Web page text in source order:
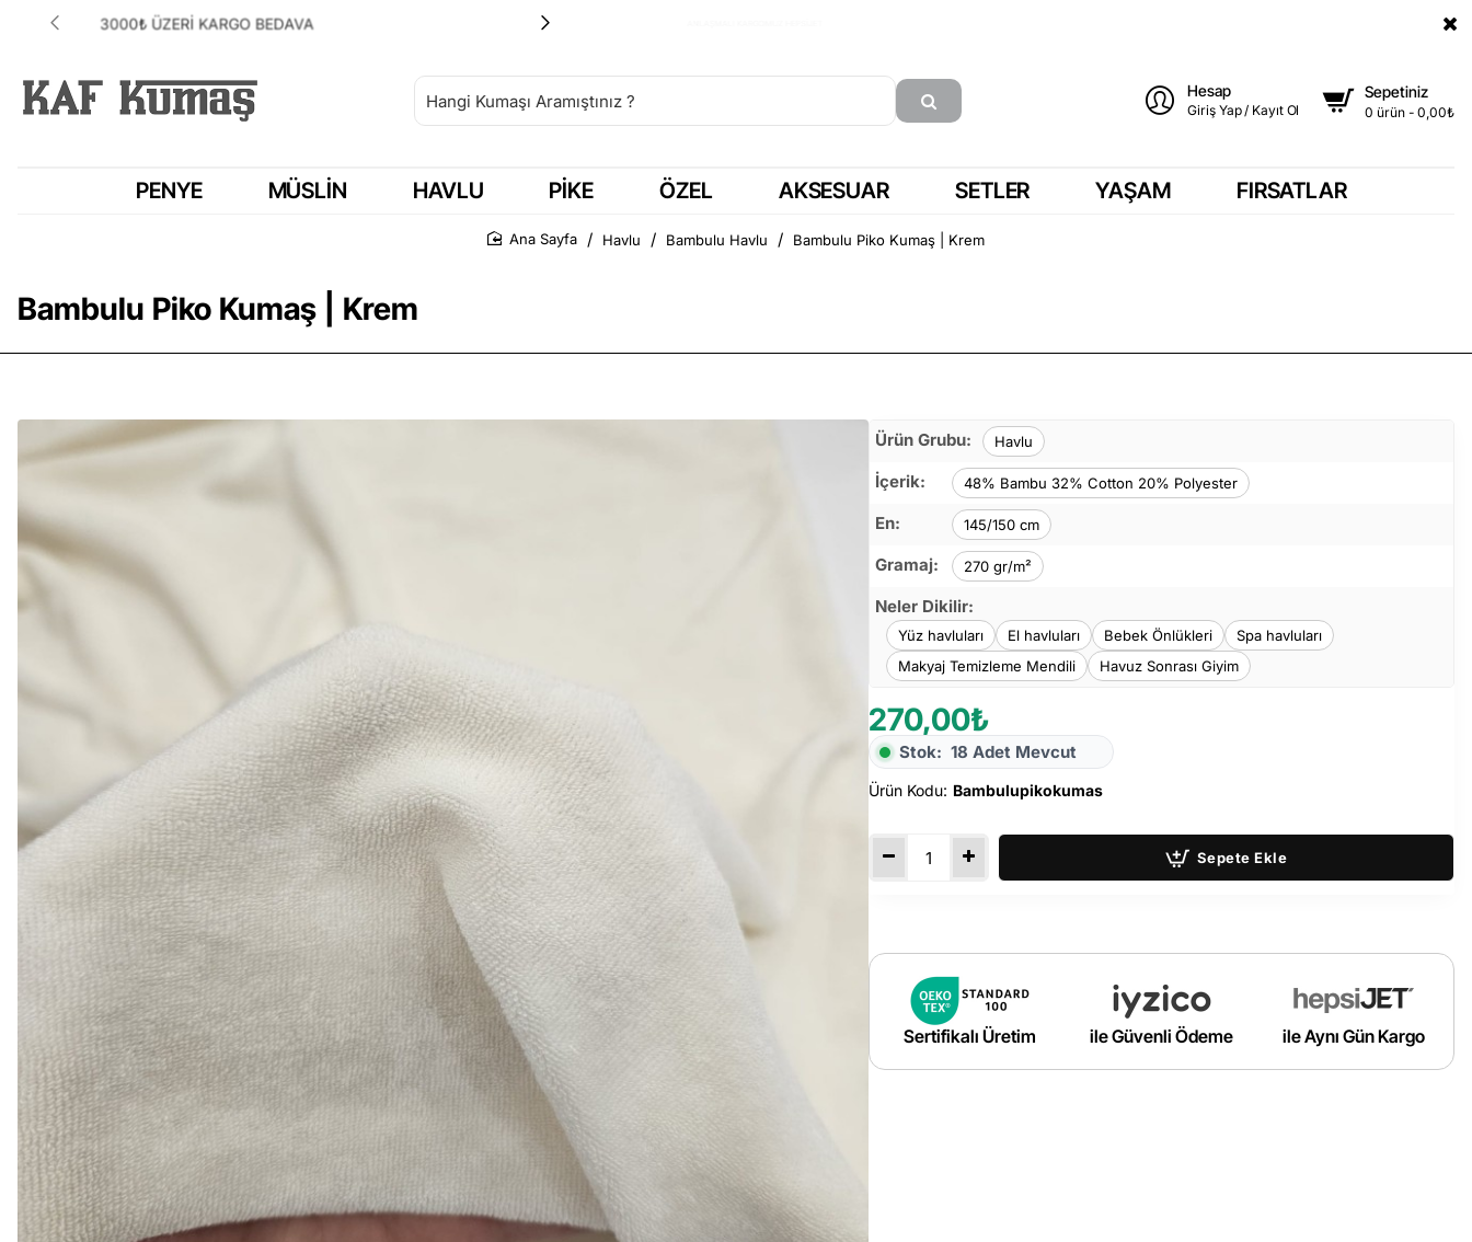
ANLAŞMALI KARGOMUZ HEPSİJET
Hesap
Giriş Yap / Kayıt Ol
Sepetiniz
0 ürün - 0,00₺
PENYE MÜSLIN HAVLU PIKE ÖZEL AKSESUAR SETLER YAŞAM FIRSATLAR
Bambulu Piko Kumaş | Krem
Havlu Bambulu Havlu Bambulu Piko Kumaş | Krem
Ürün Grubu: Havlu
İçerik: 48% Bambu 32% Cotton 20% Polyester
En: 145/150 cm
Gramaj: 270 gr/m²
Neler Dikilir:
Yüz havluları El havluları Bebek Önlükleri
Spa havluları
Makyaj Temizleme Mendili
Havuz Sonrası Giyim
270,00₺
Stok: 18 Adet Mevcut
Ürün Kodu: Bambulupikokumas
Sepete Ekle
Sertifikalı Üretim ile Güvenli Ödeme ile Aynı Gün Kargo